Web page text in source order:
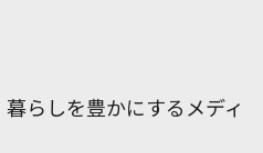
暮らしを豊かにするメディ